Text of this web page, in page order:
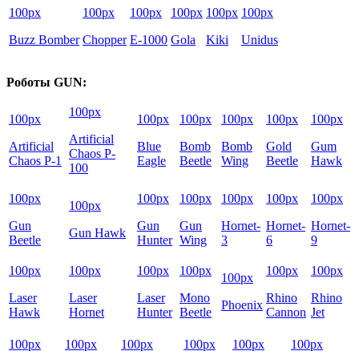
100px
Buzz Bomber
100px
Chopper
100px
E-1000
100px
Gola
100px
Kiki
100px
Unidus
Роботы GUN:
100px
Artificial
Chaos P-1
100px
Artificial
Chaos P-
100
100px
Blue
Eagle
100px
Bomb
Beetle
100px
Bomb
Wing
100px
Gold
Beetle
100px
Gum
Hawk
100px
Gun
Beetle
100px
Gun Hawk
100px
Gun
Hunter
100px
Gun
Wing
100px
Hornet-
3
100px
Hornet-
6
100px
Hornet-
9
100px
Laser
Hawk
100px
Laser
Hornet
100px
Laser
Hunter
100px
Mono
Beetle
100px
Phoenix
100px
Rhino
Cannon
100px
Rhino
Jet
100px 100px 100px 100px 100px 100px